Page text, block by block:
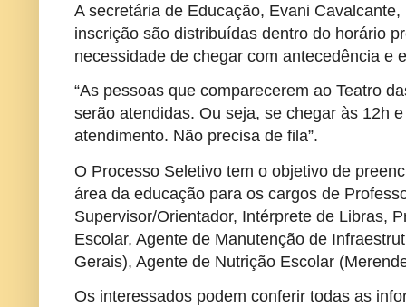
A secretária de Educação, Evani
inscrição são distribuídas dentro do horário
necessidade de chegar com antecedência e
“As pessoas que comparecerem ao Teatro
serão atendidas. Ou seja, se chegar às 12h
atendimento. Não precisa de fila”.
O Processo Seletivo tem o objetivo de
área da educação para os cargos de
Supervisor/Orientador, Intérprete de Libras,
Escolar, Agente de Manutenção de
Gerais), Agente de Nutrição Escolar
Os interessados podem conferir todas as